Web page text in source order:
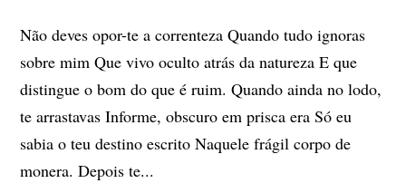
Não deves opor-te a correnteza Quando tudo ignoras
sobre mim Que vivo oculto atrás da natureza E que
distingue o bom do que é ruim. Quando ainda no lodo,
te arrastavas Informe, obscuro em prisca era Só eu
sabia o teu destino escrito Naquele frágil corpo de
monera. Depois te...